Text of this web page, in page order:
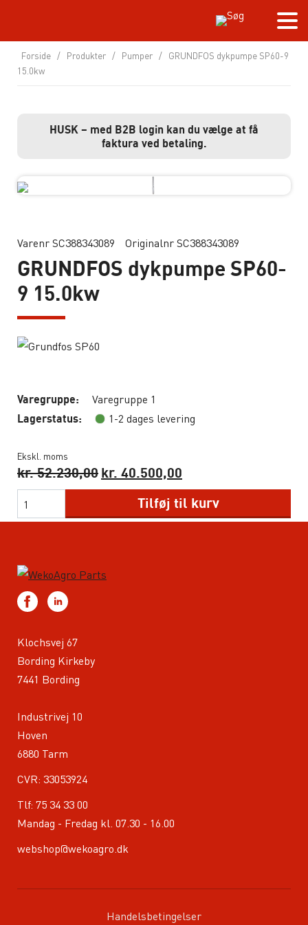
Forside / Produkter / Pumper / GRUNDFOS dykpumpe SP60-9
15.0kw
HUSK – med B2B login kan du vælge at få
faktura ved betaling.
Varenr SC388343089 Originalnr SC388343089
GRUNDFOS dykpumpe SP60-
9 15.0kw
Varegruppe: Varegruppe 1
Lagerstatus: 1-2 dages levering
Ekskl. moms
kr.52.230,00 kr. 40.500,00
Tilføj til kurv
Klochsvej 67
Bording Kirkeby
7441 Bording
Industrivej 10
Hoven
6880 Tarm
CVR: 33053924
Tlf: 75 34 33 00
Mandag - Fredag kl. 07.30 - 16.00
webshop@wekoagro.dk
Handelsbetingelser